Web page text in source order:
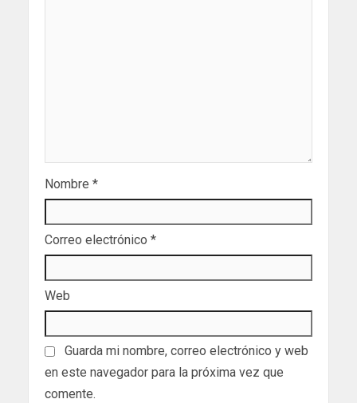
Nombre *
Correo electrónico *
Web
Guarda mi nombre, correo electrónico y web
en este navegador para la próxima vez que
comente.